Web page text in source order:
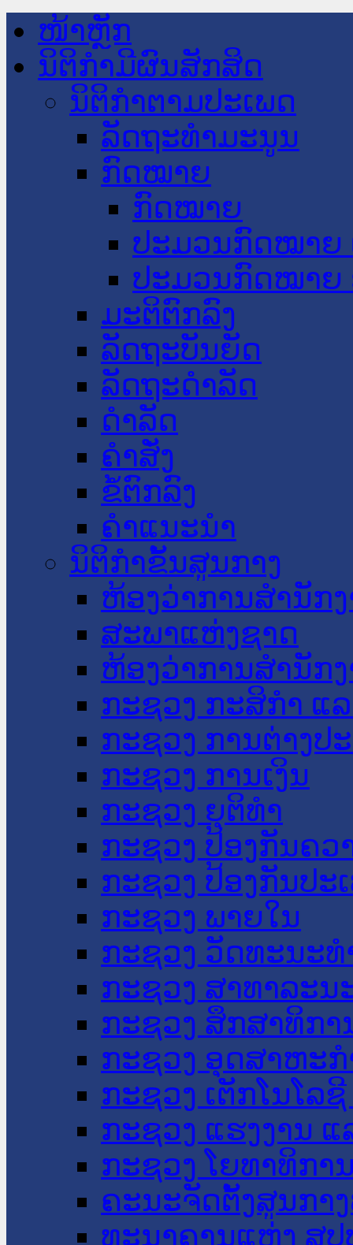
ໜ້າຫຼັກ
ນິຕິກໍາມີຜົນສັກສິດ
ນິຕິກໍາຕາມປະເພດ
ລັດຖະທໍາມະນູນ
ກົດໝາຍ
ກົດໝາຍ
ປະມວນກົດໝາຍ
ປະມວນກົດໝາຍ
ມະຕິຕົກລົງ
ລັດຖະບັນຍັດ
ລັດຖະດໍາລັດ
ດໍາລັດ
ຄໍາສັ່ງ
ຂໍ້ຕົກລົງ
ຄໍາແນະນໍາ
ນິຕິກໍາຂັ້ນສູນກາງ
ຫ້ອງວ່າການສໍານັກ
ສະພາແຫ່ງຊາດ
ຫ້ອງວ່າການສຳນັກ
ກະຊວງ ກະສິກຳ ແ
ກະຊວງ ການຕ່າງປ
ກະຊວງ ການເງິນ
ກະຊວງ ຍຸຕິທໍາ
ກະຊວງ ປ້ອງກັນຄວ
ກະຊວງ ປ້ອງກັນປະ
ກະຊວງ ພາຍໃນ
ກະຊວງ ວັດທະນະ
ກະຊວງ ສາທາລະນ
ກະຊວງ ສຶກສາທິກາ
ກະຊວງ ອຸດສາຫະ
ກະຊວງ ເຕັກໂນໂລ
ກະຊວງ ແຮງງານ
ກະຊວງ ໂຍທາທິກາ
ຄະນະຈັດຕັ້ງສູນກາ
ທະນາຄານແຫ່ງ ສປ